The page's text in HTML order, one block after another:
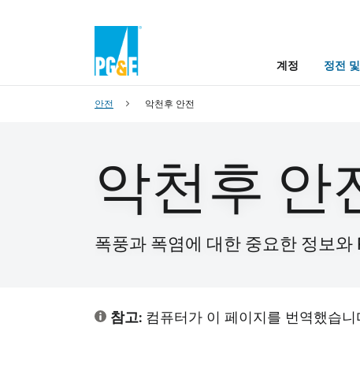
계정 정전
안전 악천후 안전
악천후 안
폭풍과 폭염에 대한 중요한 정보와
참고: 컴퓨터가 이 페이지를 번역했습